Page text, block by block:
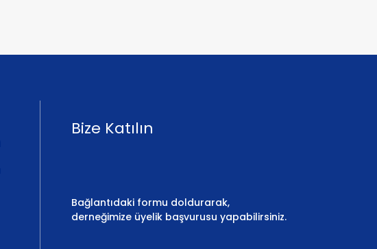
Bize Katılın
Bağlantıdaki formu doldurarak,
derneğimize üyelik başvurusu yapabilirsiniz.